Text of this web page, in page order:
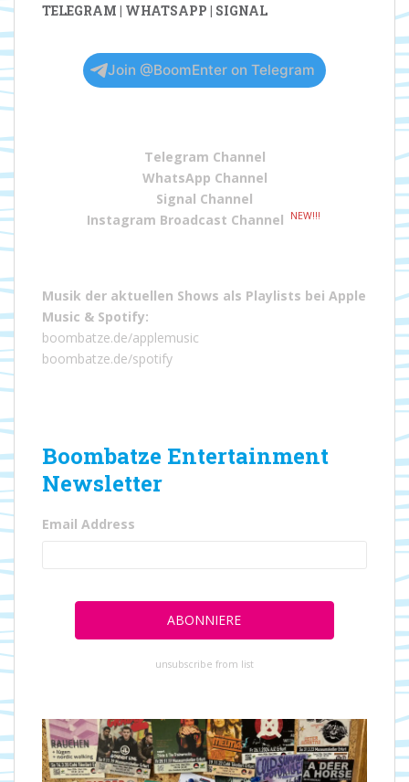
TELEGRAM | WHATSAPP | SIGNAL
Join @BoomEnter on Telegram
Telegram Channel
WhatsApp Channel
Signal Channel
Instagram Broadcast Channel
NEW!!!
Musik der aktuellen Shows als Playlists bei Apple
Music & Spotify:
boombatze.de/applemusic
boombatze.de/spotify
Boombatze Entertainment
Newsletter
Email Address
unsubscribe from list